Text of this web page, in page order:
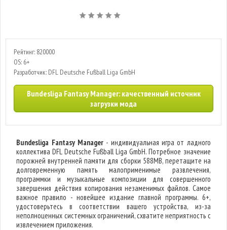
Рейтинг: 820000
OS: 6+
Разработчик: DFL Deutsche Fußball Liga GmbH
Bundesliga Fantasy Manager: качественный источник
загрузки мода
Bundesliga Fantasy Manager- индивидуальная игра от ладного
коллектива DFL Deutsche Fußball Liga GmbH. Потребное значение
порожней внутренней памяти для сборки 588MB, перетащите на
долговременную память малоприменимые развлечения,
программки и музыкальные композиции для совершенного
завершения действия копирования незаменимых файлов. Самое
важное правило - новейшее издание главной программы. 6+,
удостоверьтесь в соответствии вашего устройства, из-за
неполноценных системных ограничений, схватите неприятность с
извлечением приложения.